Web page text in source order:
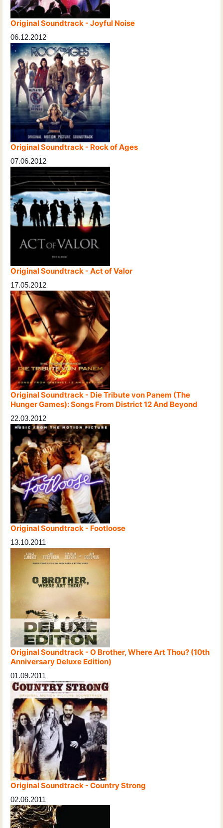
Original Soundtrack - Joyful Noise
06.12.2012
Original Soundtrack - Rock of Ages
07.06.2012
Original Soundtrack - Act of Valor
17.05.2012
Original Soundtrack - Die Tribute von Panem (The
Hunger Games): Songs From District 12 And Beyond
22.03.2012
Original Soundtrack - Footloose
13.10.2011
Original Soundtrack - O Brother, Where Art Thou? (10th
Anniversary Deluxe Edition)
01.09.2011
Original Soundtrack - Country Strong
02.06.2011